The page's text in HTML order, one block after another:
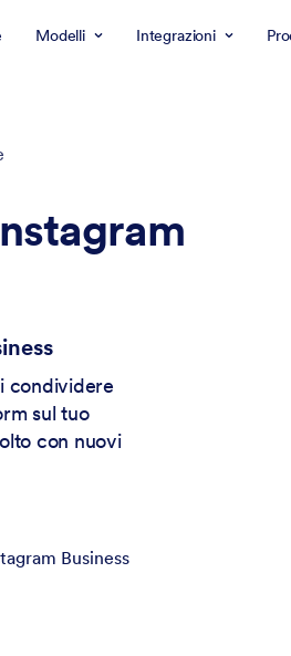
Modelli Integrazioni
condividere
sul tuo
con nuovi
Business